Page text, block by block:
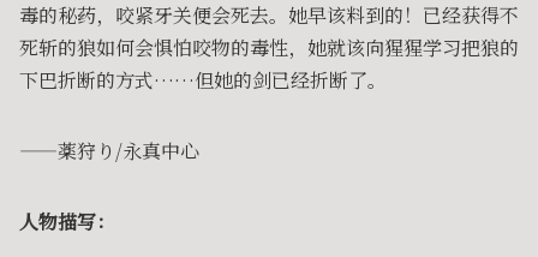
毒的秘药，咬紧牙关便会死去。她早该料到的！已经获得不
死斩的狼如何会惧怕咬物的毒性，她就该向猩猩学习把狼的
下巴折断的方式……但她的剑已经折断了。
——薬狩り/永真中心
人物描写：